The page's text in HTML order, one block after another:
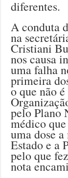
diferentes.
A conduta
na
Cristiani
nos causa
uma falha
primeira
o que não
pelo Plano
médico que
uma dose
Estado e a
pelo que
nota